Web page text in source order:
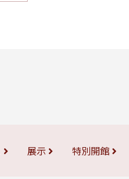
展示 特別開館